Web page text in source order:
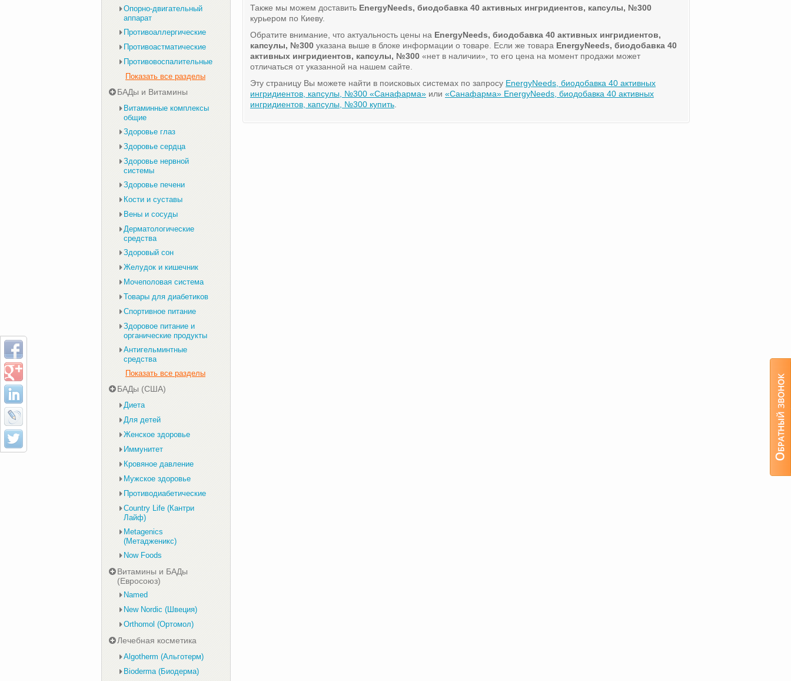
Также мы можем доставить EnergyNeeds, биодобавка 40 активных ингридиентов, капсулы, №300
курьером по Киеву.
Обратите внимание, что актуальность цены на EnergyNeeds, биодобавка 40 активных ингридиентов,
капсулы, №300 указана выше в блоке информации о товаре. Если же товара EnergyNeeds, биодобавка 40
активных ингридиентов, капсулы, №300 «нет в наличии», то его цена на момент продажи может
отличаться от указанной на нашем сайте.
Эту страницу Вы можете найти в поисковых системах по запросу EnergyNeeds, биодобавка 40 активных
ингридиентов, капсулы, №300 «Санафарма» или «Санафарма» EnergyNeeds, биодобавка 40 активных
ингридиентов, капсулы, №300 купить
Опорно-двигательный
аппарат
Противоаллергические
Противоастматические
Противовоспалительные
Показать все разделы
БАДы и Витамины
Витаминные комплексы
общие
Здоровье глаз
Здоровье сердца
Здоровье нервной
системы
Здоровье печени
Кости и суставы
Вены и сосуды
Дерматологические
средства
Здоровый сон
Желудок и кишечник
Мочеполовая система
Товары для диабетиков
Спортивное питание
Здоровое питание и
органические продукты
Антигельминтные
средства
Показать все разделы
БАДы (США)
Диета
Для детей
Женское здоровье
Иммунитет
Кровяное давление
Мужское здоровье
Противодиабетические
Country Life (Кантри
Лайф)
Metagenics
(Метадженикс)
Now Foods
Витамины и БАДы
(Евросоюз)
Named
New Nordic (Швеция)
Orthomol (Ортомол)
Лечебная косметика
Algotherm (Альготерм)
Bioderma (Биодерма)